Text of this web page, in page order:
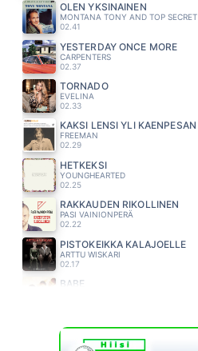
OLEN YKSINAINEN
MONTANA TONY AND TOP SECRET
02.41
YESTERDAY ONCE MORE
CARPENTERS
02.37
TORNADO
EVELINA
02.33
KAKSI LENSI YLI KAENPESAN
FREEMAN
02.29
HETKEKSI
YOUNGHEARTED
02.25
RAKKAUDEN RIKOLLINEN
PASI VAINIONPERÄ
02.22
PISTOKEIKKA KALAJOELLE
ARTTU WISKARI
02.17
BABE
TUURE KILPELÄINEN